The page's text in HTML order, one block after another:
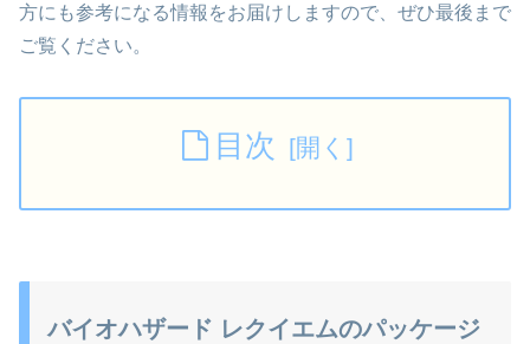
方にも参考になる情報をお届けしますので、ぜひ最後まで
ご覧ください。
目次
バイオハザード レクイエムのパッケージ